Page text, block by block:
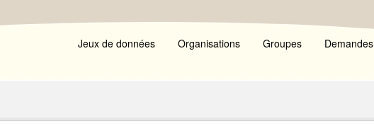
Jeux de données Organisations Groupes Demandes